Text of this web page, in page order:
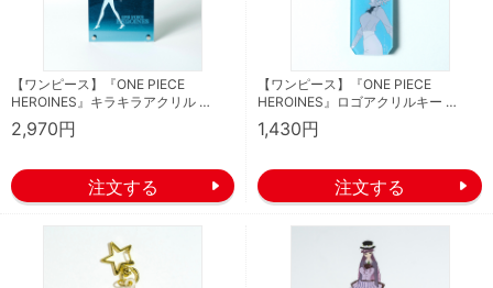
【ワンピース】『ONE PIECE
HEROINES』キラキラアクリル …
2,970円
【ワンピース】『ONE PIECE
HEROINES』ロゴアクリルキー …
1,430円